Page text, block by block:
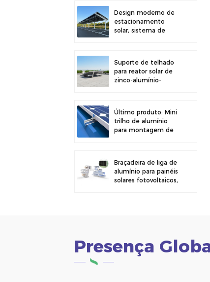
Design moderno de
estacionamento
solar, sistema de
resistência.
Suporte de telhado
para reator solar de
zinco-alumínio-
fácil instalação.
Último produto: Mini
trilho de alumínio
para montagem de
Braçadeira de liga de
alumínio para painéis
solares fotovoltaicos,
Presença